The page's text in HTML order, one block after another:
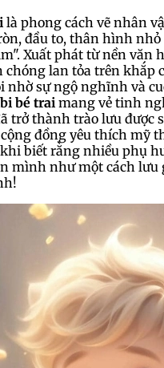
là phong cách vẽ nhân
đầu to, thân hình
Xuất phát từ nền văn
lan tỏa trên khắp
nhờ sự ngộ nghĩnh và
bé trai mang vẻ tinh
trở thành trào lưu được
đồng yêu thích mỹ
biết rằng nhiều phụ
mình như một cách lưu